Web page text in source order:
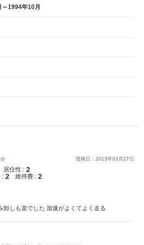
1994年10月
投稿日： 2013年03 月27日
居住性 : 2
: 2 維持費 : 2
卸しも楽でした 加速がよくてよく走る